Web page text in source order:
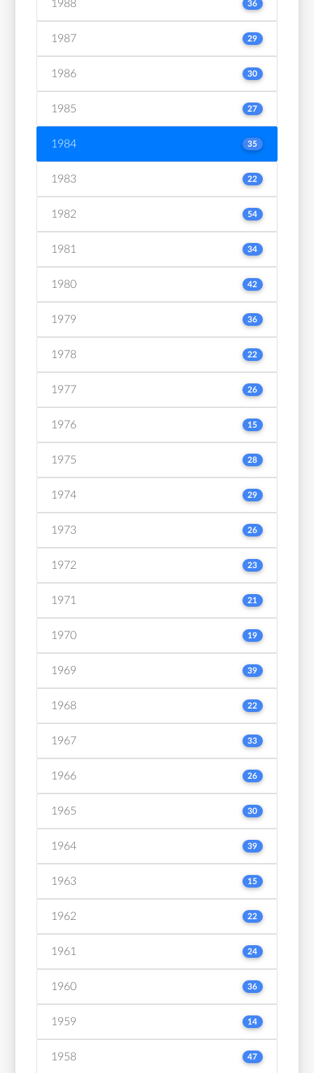
1988 36
1987 29
1986 30
1985 27
1984 35
1983 22
1982 54
1981 34
1980 42
1979 36
1978 22
1977 26
1976 15
1975 28
1974 29
1973 26
1972 23
1971 21
1970 19
1969 39
1968 22
1967 33
1966 26
1965 30
1964 39
1963 15
1962 22
1961 24
1960 36
1959 14
1958 47